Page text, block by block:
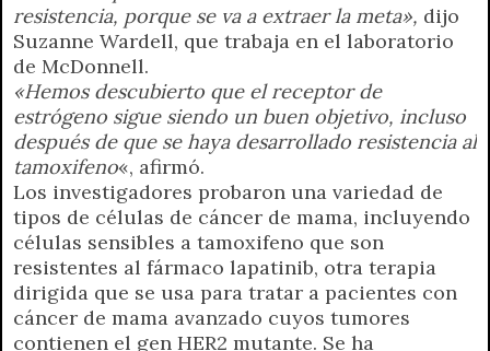
resistencia, porque se va a extraer la meta», dijo
Suzanne Wardell, que trabaja en el laboratorio
de McDonnell.
«Hemos descubierto que el receptor de
estrógeno sigue siendo un buen objetivo, incluso
después de que se haya desarrollado resistencia al
tamoxifeno«, afirmó.
Los investigadores probaron una variedad de
tipos de células de cáncer de mama, incluyendo
células sensibles a tamoxifeno que son
resistentes al fármaco lapatinib, otra terapia
dirigida que se usa para tratar a pacientes con
cáncer de mama avanzado cuyos tumores
contienen el gen HER2 mutante. Se ha